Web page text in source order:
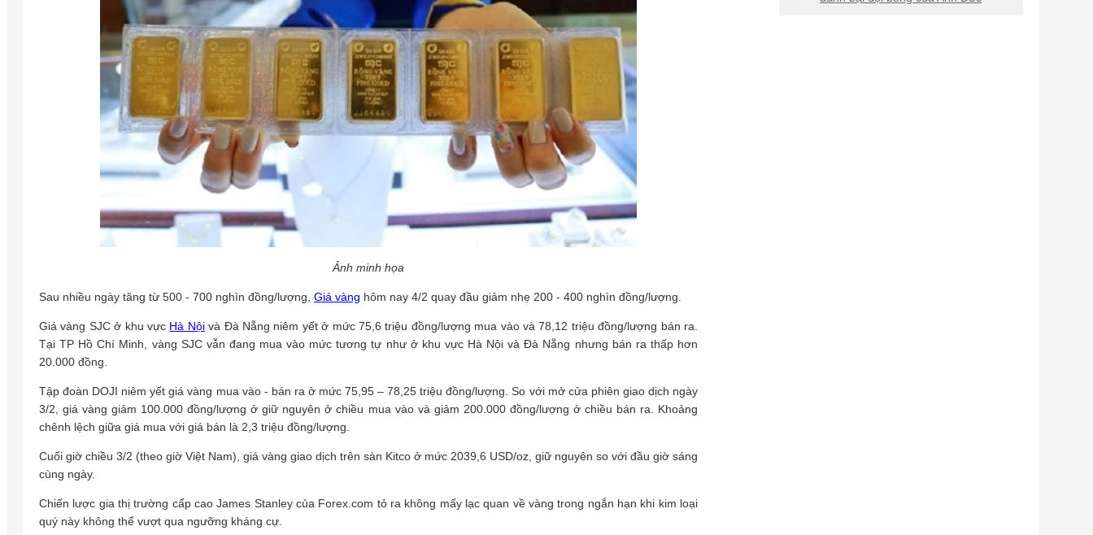
Ảnh minh họa
Sau nhiều ngày tăng từ 500 - 700 nghìn đồng/lượng, Giá vàng hôm nay 4/2 quay đầu giảm nhẹ 200 - 400 nghìn đồng/lượng.
Giá vàng SJC ở khu vực Hà Nộivà Đà Nẵng niêm yết ở mức 75,6 triệu đồng/lượng mua vào và 78,12 triệu đồng/lượng bán ra.
Tại TP Hồ Chí Minh, vàng SJC vẫn đang mua vào mức tương tự như ở khu vực Hà Nội và Đà Nẵng nhưng bán ra thấp hơn
20.000 đồng.
Tập đoàn DOJI niêm yết giá vàng mua vào - bán ra ở mức 75,95 – 78,25 triệu đồng/lượng. So với mở cửa phiên giao dịch ngày
3/2, giá vàng giảm 100.000 đồng/lượng ở giữ nguyên ở chiều mua vào và giảm 200.000 đồng/lượng ở chiều bán ra. Khoảng
chênh lệch giữa giá mua với giá bán là 2,3 triệu đồng/lượng.
Cuối giờ chiều 3/2 (theo giờ Việt Nam), giá vàng giao dịch trên sàn Kitco ở mức 2039,6 USD/oz, giữ nguyên so với đầu giờ sáng
cùng ngày.
Chiến lược gia thị trường cấp cao James Stanley của Forex.com tỏ ra không mấy lạc quan về vàng trong ngắn hạn khi kim loại
quý này không thể vượt qua ngưỡng kháng cự.